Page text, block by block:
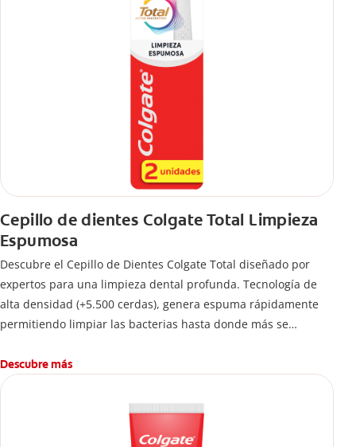
Cepillo de dientes Colgate Total Limpieza
Espumosa
Descubre el Cepillo de Dientes Colgate Total diseñado por
expertos para una limpieza dental profunda. Tecnología de
alta densidad (+5.500 cerdas), genera espuma rápidamente
permitiendo limpiar las bacterias hasta donde más se
Descubre más